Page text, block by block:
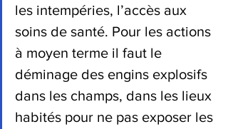
les intempéries, l’accès aux
soins de santé. Pour les actions
à moyen terme il faut le
déminage des engins explosifs
dans les champs, dans les lieux
habités pour ne pas exposer les